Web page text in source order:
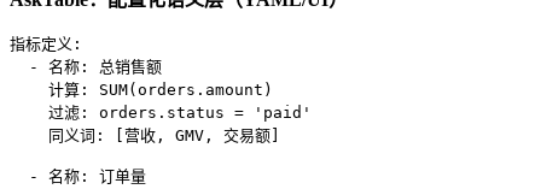
指标定义:
  - 名称: 总销售额
    计算: SUM(orders.amount)
    过滤: orders.status = 'paid'
    同义词: [营收, GMV, 交易额]
  - 名称: 订单量